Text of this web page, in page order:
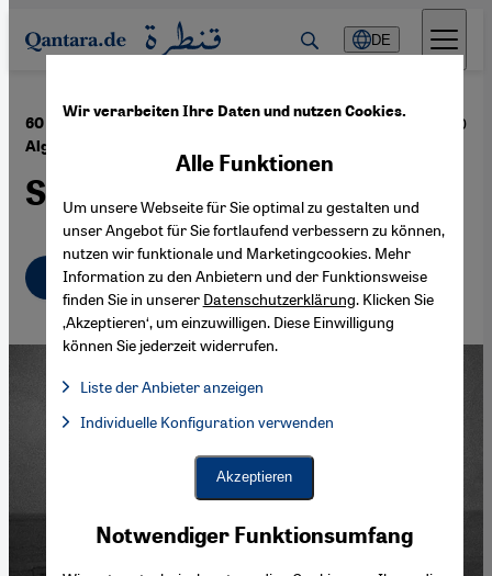
Direkt zum Inhalt springen
DE
60 Jahre nach den französischen Atomtests in
Algerien
·20.02.2020
Strahlendes Erbe
Deutsch English عربي
Wir verarbeiten Ihre Daten und nutzen Cookies.
Notwendiger Funktionsumfang
Alle Funktionen
Um unsere Webseite für Sie optimal zu gestalten und
unser Angebot für Sie fortlaufend verbessern zu können,
nutzen wir funktionale und Marketingcookies. Mehr
Information zu den Anbietern und der Funktionsweise
finden Sie in unserer Datenschutzerklärung. Klicken Sie
‚Akzeptieren‘, um einzuwilligen. Diese Einwilligung
können Sie jederzeit widerrufen.
Liste der Anbieter anzeigen
Facebook Embed / Facebook Connect, Google Maps Embed,
Facebook Embed / Facebook Connect
Google Maps Embed
Individuelle Konfiguration verwenden
Akzeptieren